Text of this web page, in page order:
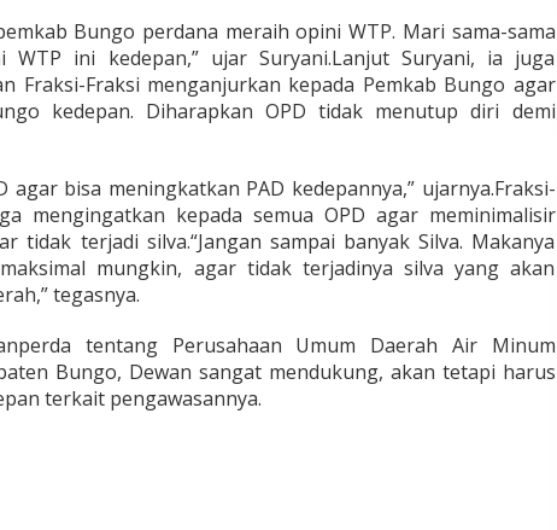
Bungo perdana meraih opini WTP. Mari sama-sama
WTP ini kedepan,” ujar Suryani.Lanjut Suryani, ia juga
Fraksi-Fraksi menganjurkan kepada Pemkab Bungo agar
kedepan. Diharapkan OPD tidak menutup diri demi
agar bisa meningkatkan PAD kedepannya,” ujarnya.Fraksi-
mengingatkan kepada semua OPD agar meminimalisir
tidak terjadi silva.“Jangan sampai banyak Silva. Makanya
mungkin, agar tidak terjadinya silva yang akan
tegasnya.
tentang Perusahaan Umum Daerah Air Minum
Bungo, Dewan sangat mendukung, akan tetapi harus
terkait pengawasannya.